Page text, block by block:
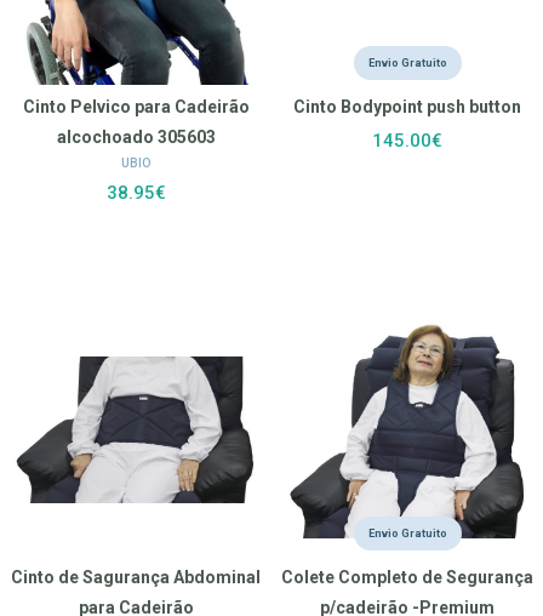
Cinto Pelvico para Cadeirão
alcochoado 305603
UBIO
38.95€
Envio Gratuito
Cinto Bodypoint push button
145.00€
Cinto de Sagurança Abdominal
para Cadeirão
Envio Gratuito
Colete Completo de Segurança
p/cadeirão -Premium